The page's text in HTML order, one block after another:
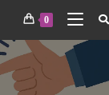
0